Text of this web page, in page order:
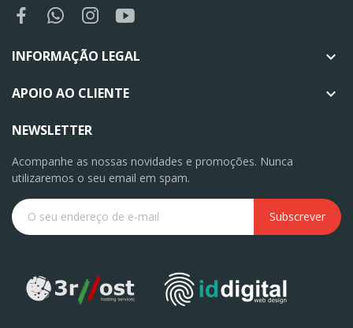
INFORMAÇÃO LEGAL 
APOIO AO CLIENTE 
NEWSLETTER
Acompanhe as nossas novidades e promoções. Nunca
utilizaremos o seu email em spam.
Subscrever